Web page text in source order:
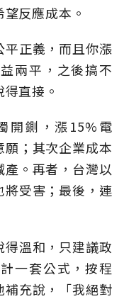
反應成本。
平正義，而且你漲
兩平，之後搞不
直接。
開鍘，漲15%電
；其次企業成本
產。再者，台灣以
受害；最後，連
溫和，只建議政
一套公式，按程
充說，「我絕對